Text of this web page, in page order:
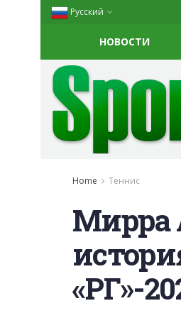
Русский
НОВОСТИ
Home Теннис
Мирра
«РГ»-